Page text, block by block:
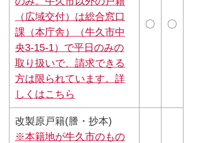
（広域交付）は総合窓口
課（本庁舎）（牛久市中
央3-15-1）で平日のみの
取り扱いで、請求できる
方は限られています。詳
しくはこちら
〇 〇
改製原戸籍(謄・抄本)
※本籍地が牛久市のもの